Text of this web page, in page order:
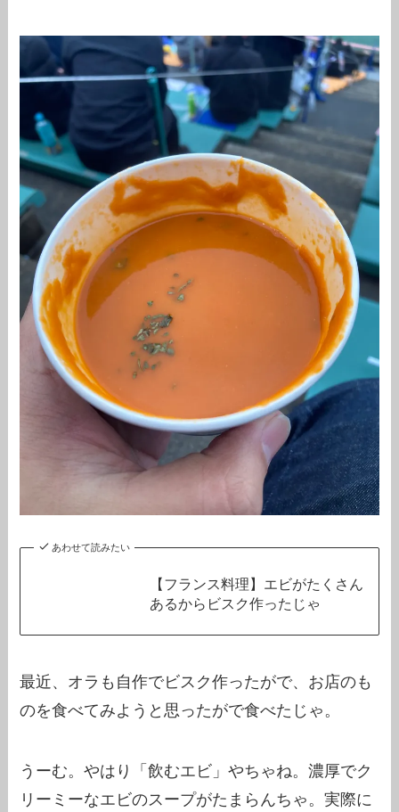
あわせて読みたい
【フランス料理】エビがたくさん
あるからビスク作ったじゃ
最近、オラも自作でビスク作ったがで、お店のも
のを食べてみようと思ったがで食べたじゃ。
うーむ。やはり「飲むエビ」やちゃね。濃厚でク
リーミーなエビのスープがたまらんちゃ。実際に